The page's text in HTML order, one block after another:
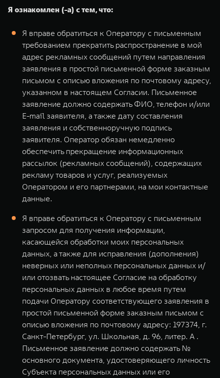
Я ознакомлен (-а) с тем, что:
Я вправе обратиться к Оператору с письменным
требованием прекратить распространение в мой
адрес рекламных сообщений путем направления
заявления в простой письменной форме заказным
письмом с описью вложения по почтовому адресу,
указанном в настоящем Согласии. Письменное
заявление должно содержать ФИО, телефон и/или
E-mail заявителя, а также дату составления
заявления и собственноручную подпись
заявителя. Оператор обязан немедленно
обеспечить прекращение информационных
рассылок (рекламных сообщений), содержащих
рекламу товаров и услуг, реализуемых
Оператором и его партнерами, на мои контактные
данные.
Я вправе обратиться к Оператору с письменным
запросом для получения информации,
касающейся обработки моих персональных
данных, а также для исправления (дополнения)
неверных или неполных персональных данных и/
или отозвать настоящее Согласие на обработку
персональных данных в любое время путем
подачи Оператору соответствующего заявления в
простой письменной форме заказным письмом с
описью вложения по почтовому адресу: 197374, г.
Санкт-Петербург, ул. Школьная, д. 96, литер. А .
Письменное заявление должно содержать №
основного документа, удостоверяющего личность
Субъекта персональных данных или его